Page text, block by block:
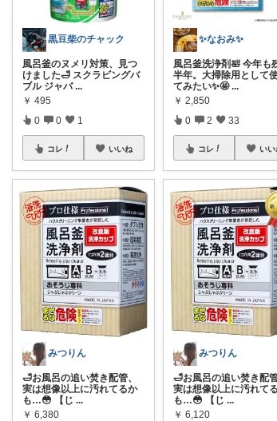
黒豆柴のチャック
風呂釜のヌメリ対策、見つ
けました🛁 スクラビングバ
ブル ジャバ ...
￥ 495
0 0 1
コレ いいね
みつりん
🛁お風呂の追い焚き配管、
実は想像以上に汚れてるか
も…😳 【じ ...
￥ 6,380
✨なおみ✨
風呂釜洗浄剤🛀 今年も
半年。大掃除用として
てみたい✨🤩 ...
￥ 2,850
0 2 33
コレ いい
みつりん
🛁お風呂の追い焚き配管
実は想像以上に汚れて
も…😳 【じ ...
￥ 6,120